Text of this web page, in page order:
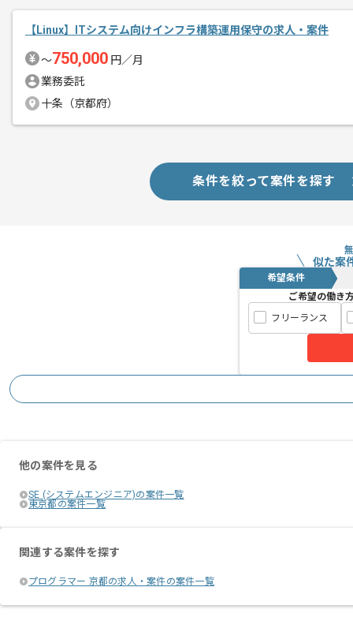
【Linux】ITシステム向けインフラ構築運用保守の求人・案件
〜750,000 円／月
業務委託
十条（京都府）
条件を絞って案件を探す
似た案
希望条件
ご希望の働き
フリーランス
他の案件を見る
SE (システムエンジニア)の案件一覧
東京都の案件一覧
関連する案件を探す
プログラマー 京都の求人・案件の案件一覧